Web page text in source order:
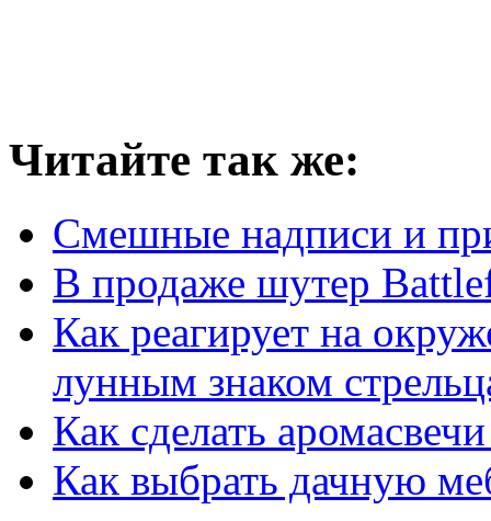
Читайте так же:
Cмешные надписи и
В продаже шутер
Как реагирует на
лунным знаком
Как сделать
Как выбрать дачную